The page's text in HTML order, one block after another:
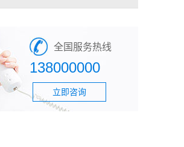
全国服务热线
138000000
立即咨询